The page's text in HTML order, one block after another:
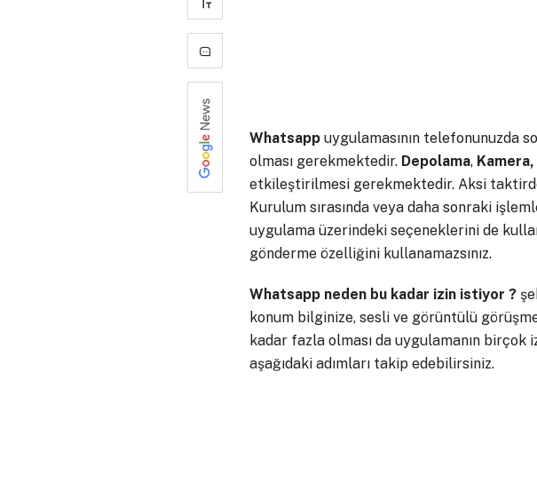
-
0
Whatsappuygulamasının telefonunuzda
olması gerekmektedir. Depolama,
etkileştirilmesi gerekmektedir. Aksi
Kurulum sırasında veya daha sonraki
uygulama üzerindeki seçeneklerini de
gönderme özelliğini kullanamazsınız.
Whatsapp neden bu kadar izin istiyor ?
konum bilginize, sesli ve görüntülü
kadar fazla olması da uygulamanın birçok
aşağıdaki adımları takip edebilirsiniz.